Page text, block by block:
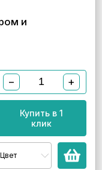
и
− +
Купить в 1
клик
Цвет